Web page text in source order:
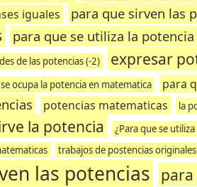
iguales
para que sirven las
para que se utiliza la
de las potencias (-2)
expresar
ocupa la potencia en matematica
para
potencias matematicas la
la potencia ¿Para que se
trabajos de postencias originales
las potencias para